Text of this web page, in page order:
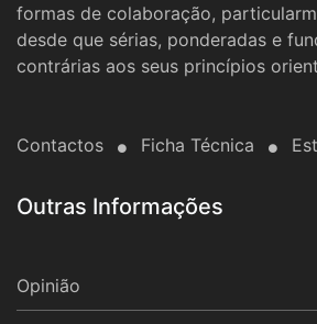
formas de colaboração,
desde que sérias, ponderadas e
contrárias aos seus princípios
Contactos Ficha Técnica
Outras Informações
Opinião